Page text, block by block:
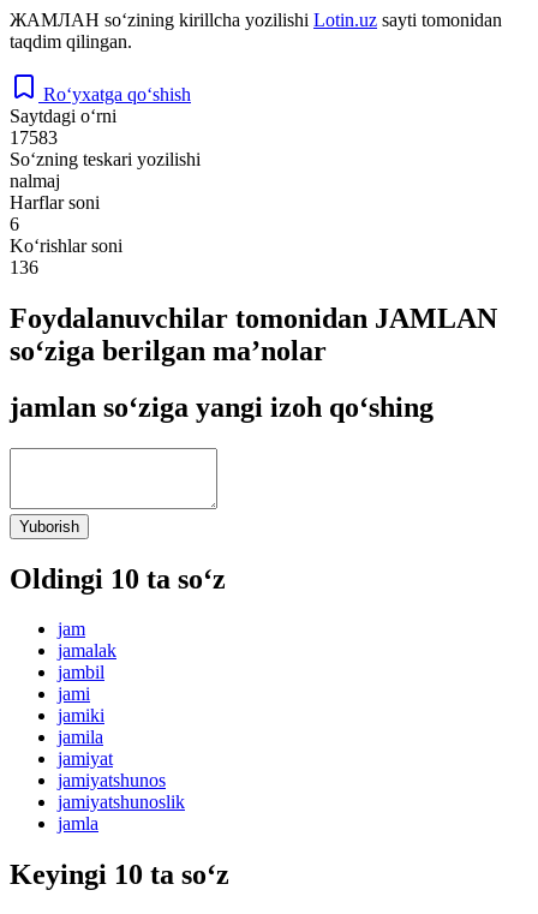
ЖАМЛАН so‘zining kirillcha yozilishi Lotin.uz sayti tomonidan
taqdim qilingan.
Ro‘yxatga qo‘shish
Saytdagi o‘rni
17583
So‘zning teskari yozilishi
nalmaj
Harflar soni
6
Ko‘rishlar soni
136
Foydalanuvchilar tomonidan JAMLAN
so‘ziga berilgan ma’nolar
jamlan so‘ziga yangi izoh qo‘shing
Yuborish
Oldingi 10 ta so‘z
jam
jamalak
jambil
jami
jamiki
jamila
jamiyat
jamiyatshunos
jamiyatshunoslik
jamla
Keyingi 10 ta so‘z